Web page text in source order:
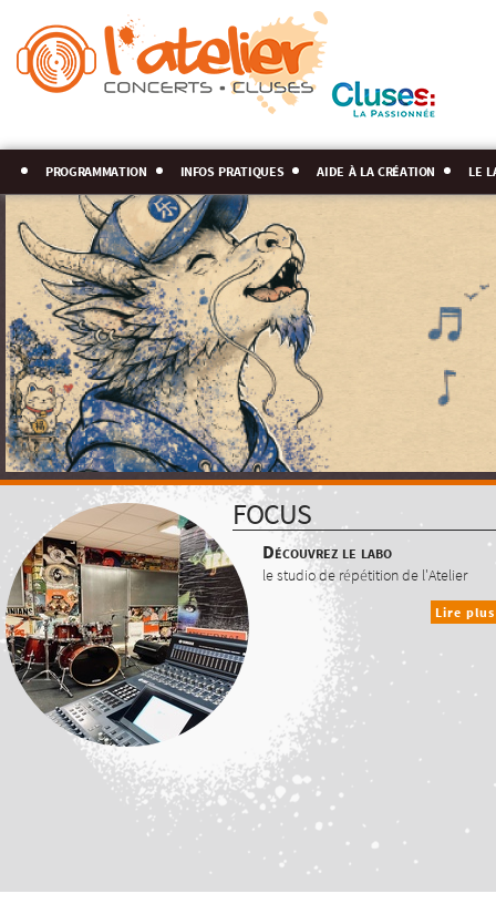
programmation infos pratiques aide à la création le
FOCUS
Découvrez le labo
le studio de répétition de l'Atelier
Lire plus